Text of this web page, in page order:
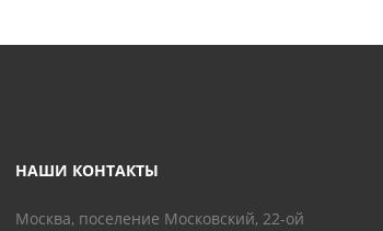
НАШИ КОНТАКТЫ
Москва, поселение Московский, 22-ой